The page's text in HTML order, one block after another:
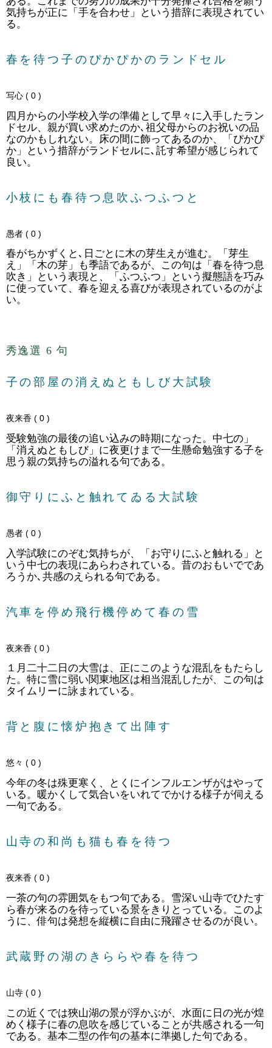
気持ちが正に「手を合わせ」という措辞に表現されてい
る。
春を待つ子のぴかぴかのランドセル
写心 ( 0 )
四月からの小学校入学の準備として早々に入手したラン
ドセル、親が買い求めたのか､祖父母からのお祝いの品
なのかもしれない。床の間に飾ってあるのか、「ぴかぴ
か」という措辞がランドセルに､託す希望が感じられて
良い。
小枝にも春待つ息吹ふつふつと
愚者 ( 0 )
春がちかずくと､日ごとに木の芽生えが進む。「芽生
え」「木の芽」も季語であるが、この句は「春を待つ息
吹き」という表現と、「ふつふつ」という擬態語を巧み
に使っていて、春を迎える喜びが表現されているのがよ
い。
秀逸選 6 句
子の部屋の消えぬともしび大試験
夜来香 ( 0 )
受験勉強の最後の追い込みの時期になった。中七の」
「消えぬともしび」に夜更けまで一生懸命勉強する子を
思う親の気持ちの溢れる句である。
御守りにふと触れてゐる大試験
愚者 ( 0 )
入学試験にのぞむ気持ちが、「お守りにふと触れる」と
いう中七の表現にあらわされている。昔のおもいでであ
ろうか､共感のえられる句である。
汽車を停め飛行機停めて春の雪
夜来香 ( 0 )
１月二十二日の大雪は、正にこのような混乱をもたらし
た。特に雪に弱い関東地区は相当混乱したが、この句は
タイムリーに詠まれている。
背と腹に懐炉抱きて出陣す
悠々 ( 0 )
今年の冬は殊更寒く、とくにインフルエンザがはやって
いる。暖かくして気合いをいれてでかける様子が伺える
一句である。
山寺の和尚も猫も春を待つ
夜来香 ( 0 )
一茶の句の雰囲気をもつ句である。雪深い山寺でひたす
ら春が来るのを待っている景をきりとっている。このよ
うに、俳句は発想を縦横に自由に飛躍させるのが良い。
武蔵野の湖のきららや春を待つ
山寺 ( 0 )
この近くでは狹山湖の景が浮かぶが、水面に日の光が煌
めく様子に春の息吹を感じていることが共感される一句
である。基本二型の作句の基本に準拠した句である。